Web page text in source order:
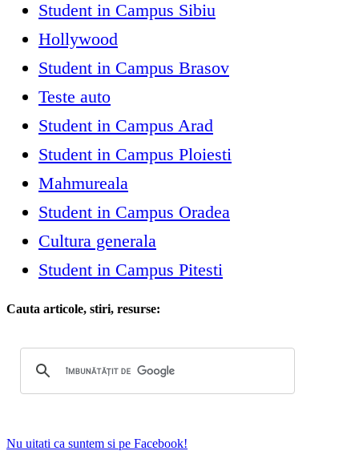
Student in Campus Sibiu
Hollywood
Student in Campus Brasov
Teste auto
Student in Campus Arad
Student in Campus Ploiesti
Mahmureala
Student in Campus Oradea
Cultura generala
Student in Campus Pitesti
Cauta articole, stiri, resurse:
Nu uitati ca suntem si pe Facebook!